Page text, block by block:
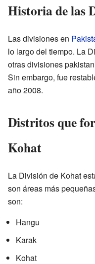
Historia de las
Las divisiones en
lo largo del tiempo. La
otras divisiones
Sin embargo, fue
año 2008.
Distritos que
Kohat
La División de Kohat
son áreas más
son:
Hangu
Karak
Kohat